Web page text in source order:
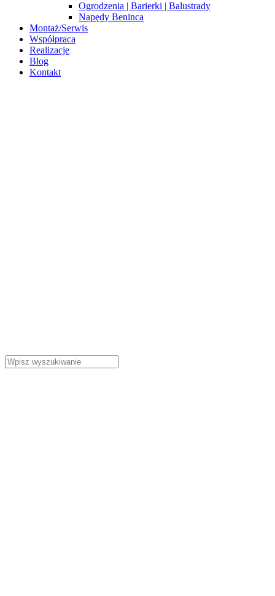
Ogrodzenia | Barierki | Balustrady
Napędy Beninca
Montaż/Serwis
Współpraca
Realizacje
Blog
Kontakt